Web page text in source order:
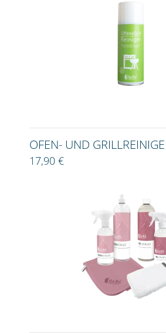
OFEN- UND
17,90 €